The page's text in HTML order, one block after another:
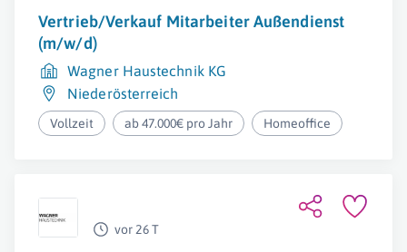
Vertrieb/Verkauf Mitarbeiter Außendienst
(m/w/d)
Wagner Haustechnik KG
Niederösterreich
Vollzeit ab 47.000€ pro Jahr Homeoffice
vor 26 T